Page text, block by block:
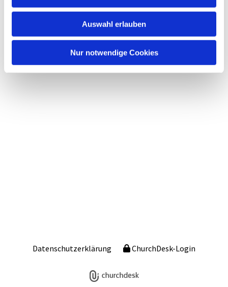
Auswahl erlauben
Nur notwendige Cookies
Datenschutzerklärung ChurchDesk-Login